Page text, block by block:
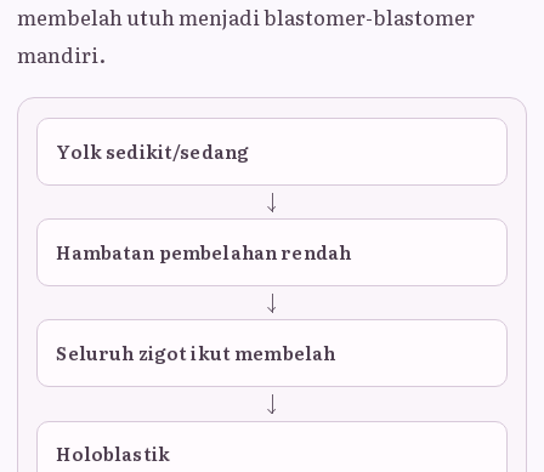
membelah utuh menjadi blastomer-blastomer
mandiri.
Yolk sedikit/sedang
Hambatan pembelahan rendah
Seluruh zigot ikut membelah
Holoblastik